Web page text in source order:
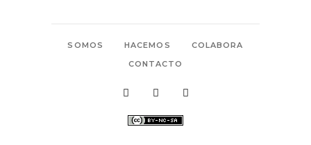
SOMOS HACEMOS
COLABORA
CONTACTO